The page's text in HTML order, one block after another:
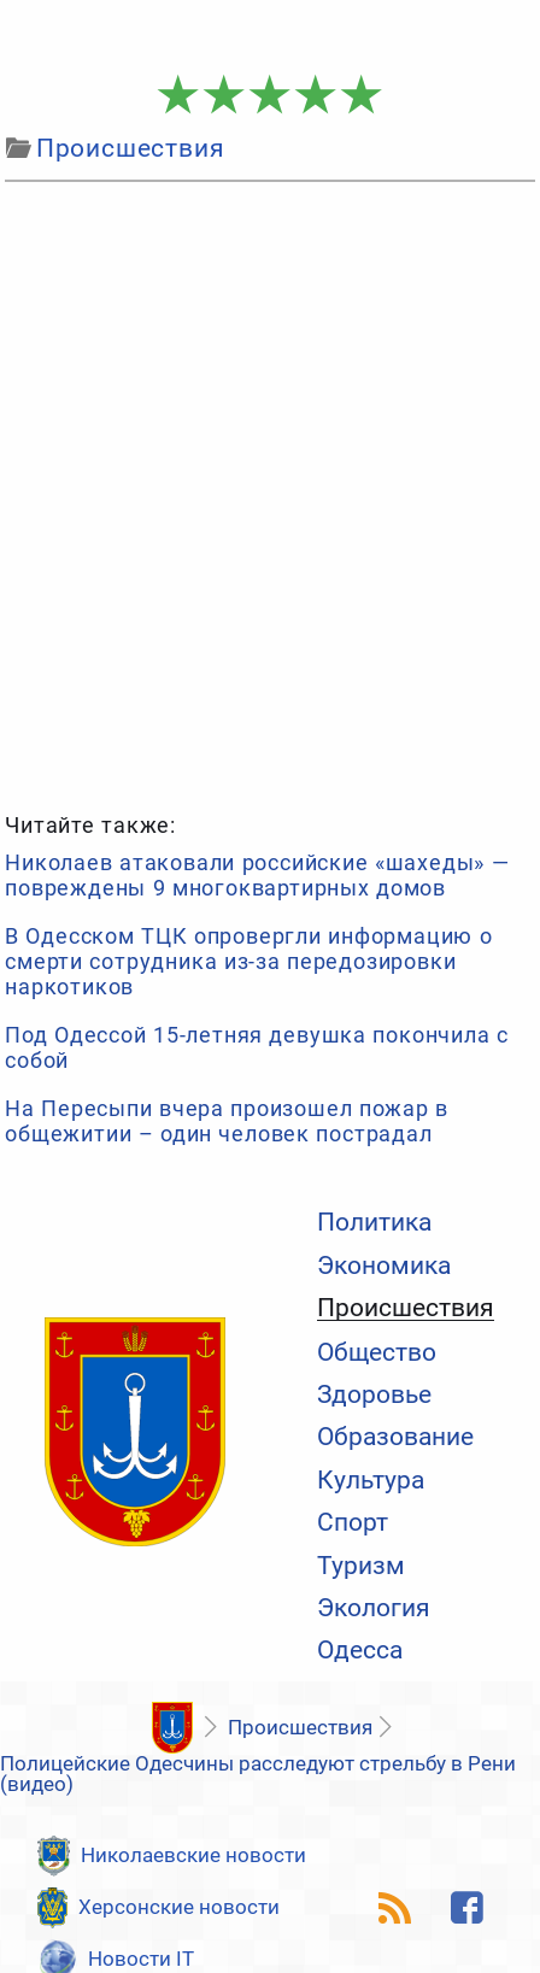
Политика
Экономика
Происшествия
Общество
Здоровье
Образование
Культура
Спорт
Туризм
Экология
Одесса
Происшествия
Читайте также:
Николаев атаковали российские «шахеды» —
повреждены 9 многоквартирных домов
В Одесском ТЦК опровергли информацию о
смерти сотрудника из-за передозировки
наркотиков
Под Одессой 15-летняя девушка покончила с
собой
На Пересыпи вчера произошел пожар в
общежитии – один человек пострадал
Происшествия
Полицейские Одесчины расследуют стрельбу в Рени
(видео)
Николаевские новости
Херсонские новости
Новости IT